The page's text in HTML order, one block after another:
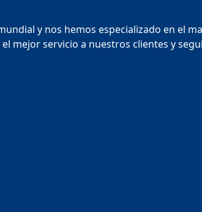
y nos hemos especializado en el
mejor servicio a nuestros clientes y